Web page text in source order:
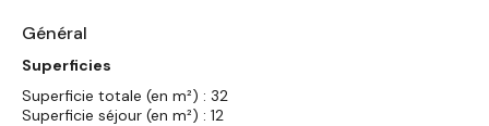
Général
Superficies
Superficie totale (en m²) : 32
Superficie séjour (en m²) : 12